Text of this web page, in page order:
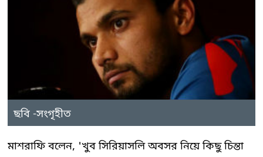
ছবি -সংগৃহীত
মাশরাফি বলেন, 'খুব সিরিয়াসলি অবসর নিয়ে কিছু চিন্তা